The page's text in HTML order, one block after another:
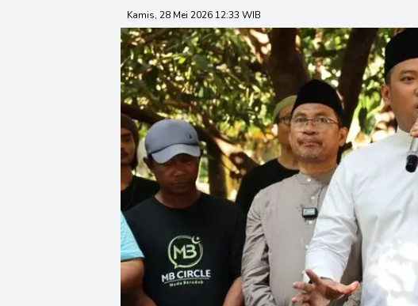
Kamis, 28 Mei 2026 12:33 WIB